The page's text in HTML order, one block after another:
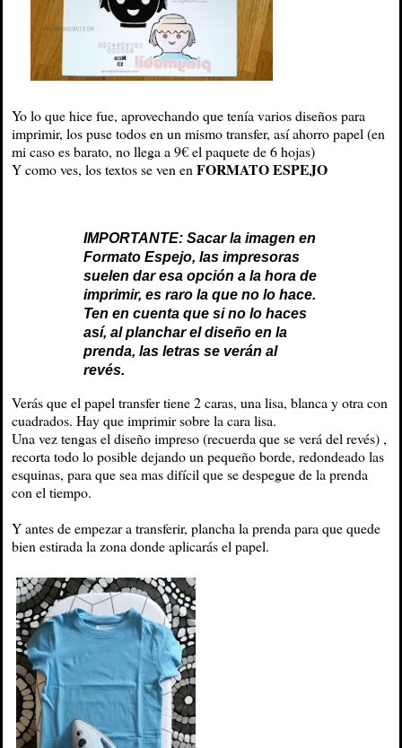
Yo lo que hice fue, aprovechando que tenía varios diseños para
imprimir, los puse todos en un mismo transfer, así ahorro papel (en
mi caso es barato, no llega a 9€ el paquete de 6 hojas)
Y como ves, los textos se ven en FORMATO ESPEJO
IMPORTANTE: Sacar la imagen en
Formato Espejo, las impresoras
suelen dar esa opción a la hora de
imprimir, es raro la que no lo hace.
Ten en cuenta que si no lo haces
así, al planchar el diseño en la
prenda, las letras se verán al
revés.
Verás que el papel transfer tiene 2 caras, una lisa, blanca y otra con
cuadrados. Hay que imprimir sobre la cara lisa.
Una vez tengas el diseño impreso (recuerda que se verá del revés) ,
recorta todo lo posible dejando un pequeño borde, redondeado las
esquinas, para que sea mas difícil que se despegue de la prenda
con el tiempo.
Y antes de empezar a transferir, plancha la prenda para que quede
bien estirada la zona donde aplicarás el papel.